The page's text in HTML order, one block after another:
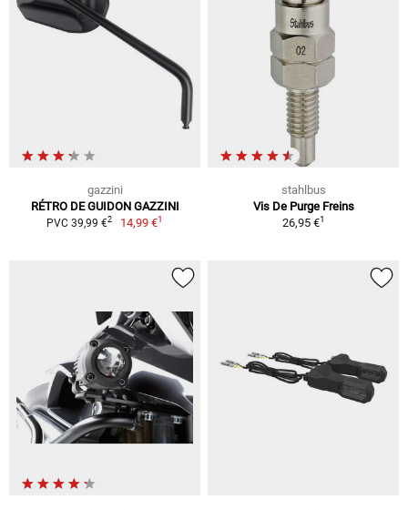
gazzini
RÉTRO DE GUIDON GAZZINI
PVC 39,99 €2 14,99 €1
stahlbus
Vis De Purge Freins
26,95 €1